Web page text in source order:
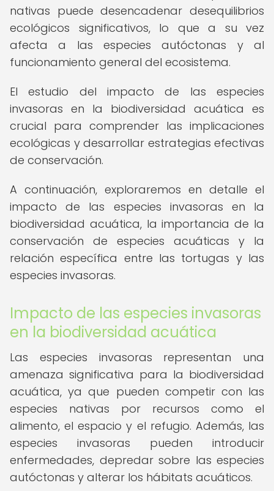
nativas puede desencadenar desequilibrios
ecológicos significativos, lo que a su vez
afecta a las especies autóctonas y al
funcionamiento general del ecosistema.
El estudio del impacto de las especies
invasoras en la biodiversidad acuática es
crucial para comprender las implicaciones
ecológicas y desarrollar estrategias efectivas
de conservación.
A continuación, exploraremos en detalle el
impacto de las especies invasoras en la
biodiversidad acuática, la importancia de la
conservación de especies acuáticas y la
relación específica entre las tortugas y las
especies invasoras.
Impacto de las especies invasoras
en la biodiversidad acuática
Las especies invasoras representan una
amenaza significativa para la biodiversidad
acuática, ya que pueden competir con las
especies nativas por recursos como el
alimento, el espacio y el refugio. Además, las
especies invasoras pueden introducir
enfermedades, depredar sobre las especies
autóctonas y alterar los hábitats acuáticos.